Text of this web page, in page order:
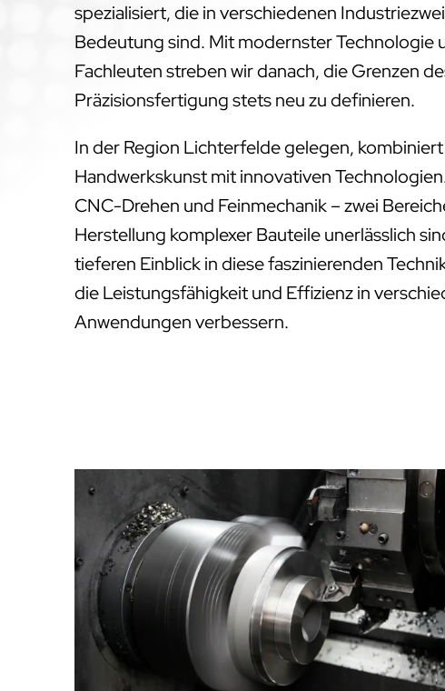
spezialisiert, die in verschiedenen
Bedeutung sind. Mit modernster Technologie
Fachleuten streben wir danach, die Grenzen
Präzisionsfertigung stets neu zu definieren.
In der Region Lichterfelde gelegen,
Handwerkskunst mit innovativen
CNC-Drehen und Feinmechanik – zwei
Herstellung komplexer Bauteile unerlässlich
tieferen Einblick in diese faszinierenden
die Leistungsfähigkeit und Effizienz in
Anwendungen verbessern.